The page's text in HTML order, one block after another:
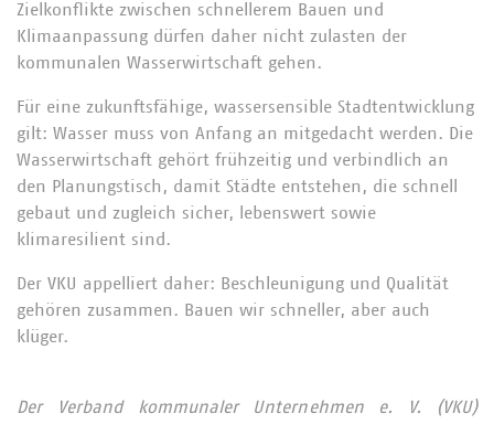
Zielkonflikte zwischen schnellerem Bauen und
Klimaanpassung dürfen daher nicht zulasten der
kommunalen Wasserwirtschaft gehen.
Für eine zukunftsfähige, wassersensible Stadtentwicklung
gilt: Wasser muss von Anfang an mitgedacht werden. Die
Wasserwirtschaft gehört frühzeitig und verbindlich an
den Planungstisch, damit Städte entstehen, die schnell
gebaut und zugleich sicher, lebenswert sowie
klimaresilient sind.
Der VKU appelliert daher: Beschleunigung und Qualität
gehören zusammen. Bauen wir schneller, aber auch
klüger.
Der Verband kommunaler Unternehmen e. V. (VKU)